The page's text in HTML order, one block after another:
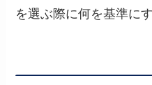
を選ぶ際に何を基準に